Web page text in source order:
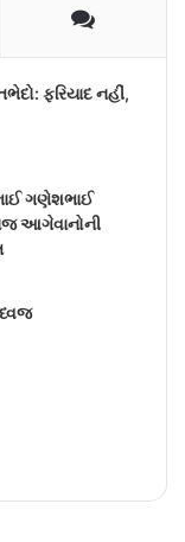
ફરિયાદ નહીં,
ગણેશભાઈ
આગેવાનોની